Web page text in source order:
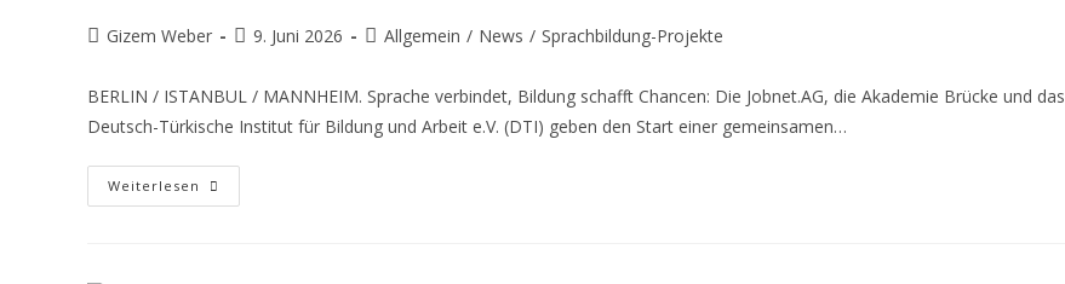
Gizem Weber 9. Juni 2026 Allgemein / News / Sprachbildung-Projekte
BERLIN / ISTANBUL / MANNHEIM. Sprache verbindet, Bildung schafft Chancen: Die Jobnet.AG, die Akademie Brücke und das
Deutsch-Türkische Institut für Bildung und Arbeit e.V. (DTI) geben den Start einer gemeinsamen…
Weiterlesen